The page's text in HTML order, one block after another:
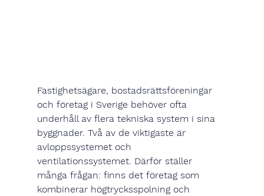
Fastighetsägare, bostadsrättsföreningar
och företag i Sverige behöver ofta
underhåll av flera tekniska system i sina
byggnader. Två av de viktigaste är
avloppssystemet och
ventilationssystemet. Därför ställer
många frågan: finns det företag som
kombinerar högtrycksspolning och